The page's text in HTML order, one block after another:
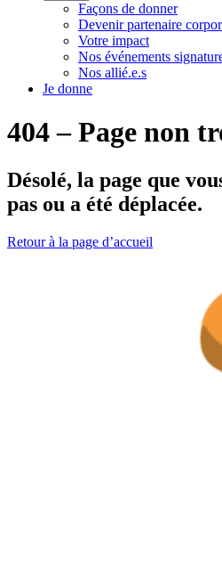
Façons de donner
Devenir partenaire
Votre impact
Nos événements
Nos allié.e.s
Je donne
404 – Page non
Désolé, la page que
pas ou a été déplacée.
Retour à la page d’accueil